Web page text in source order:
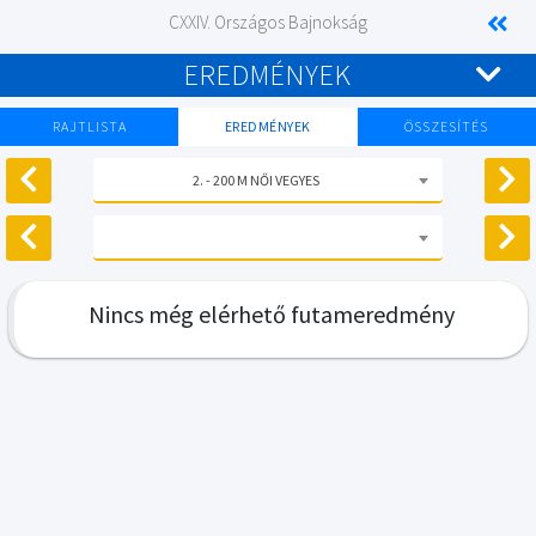
CXXIV. Országos Bajnokság
EREDMÉNYEK
RAJTLISTA EREDMÉNYEK ÖSSZESÍTÉS
2. - 200 M NŐI VEGYES
Nincs még elérhető futameredmény